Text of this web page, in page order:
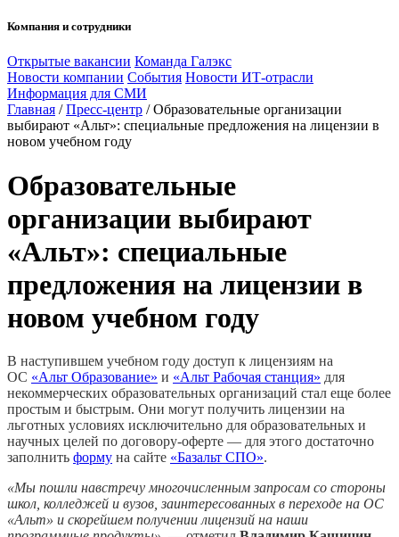
Компания и сотрудники
Открытые вакансии Команда Галэкс
Новости компании События Новости ИТ-отрасли
Информация для СМИ
Главная / Пресс-центр / Образовательные организации
выбирают «Альт»: специальные предложения на лицензии в
новом учебном году
Образовательные
организации выбирают
«Альт»: специальные
предложения на лицензии в
новом учебном году
В наступившем учебном году доступ к лицензиям на
ОС «Альт Образование» и «Альт Рабочая станция» для
некоммерческих образовательных организаций стал еще более
простым и быстрым. Они могут получить лицензии на
льготных условиях исключительно для образовательных и
научных целей по договору-оферте — для этого достаточно
заполнить форму на сайте «Базальт СПО».
«Мы пошли навстречу многочисленным запросам со стороны
школ, колледжей и вузов, заинтересованных в переходе на ОС
«Альт» и скорейшем получении лицензий на наши